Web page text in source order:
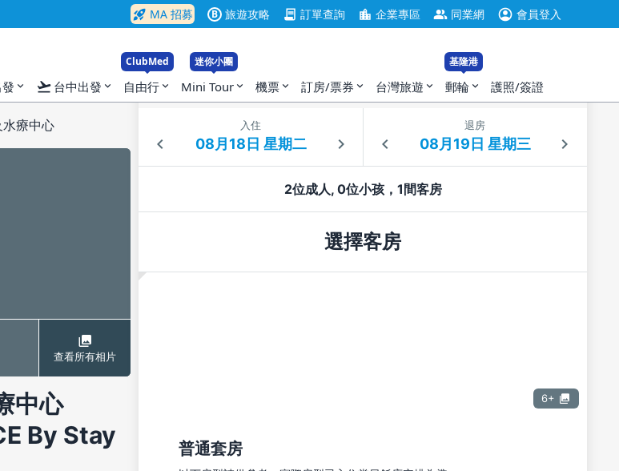
rocket_launch MA 招募 B 旅遊攻略 contract 訂單查詢 location_city 企業專區 group 同業網 account_circle 會員登入
expand_more flight_takeoff 台中出發 expand_more
ClubMed
自由行 expand_more
迷你小團
Mini Tour expand_more 機票 expand_more 訂房/票券 expand_more 台灣旅遊 expand_more
基隆港
郵輪 expand_more 護照/簽證
療中心
查看所有相片
中心
By Stay
入住 退房
2位成人, 0位小孩，1間客房
選擇客房
6+
普通套房